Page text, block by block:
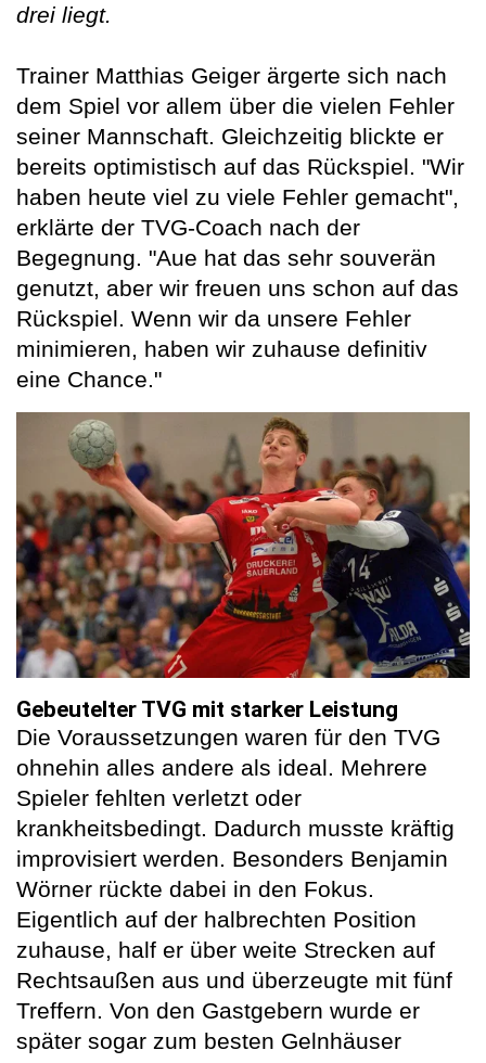
drei liegt.
Trainer Matthias Geiger ärgerte sich nach
dem Spiel vor allem über die vielen Fehler
seiner Mannschaft. Gleichzeitig blickte er
bereits optimistisch auf das Rückspiel. "Wir
haben heute viel zu viele Fehler gemacht",
erklärte der TVG-Coach nach der
Begegnung. "Aue hat das sehr souverän
genutzt, aber wir freuen uns schon auf das
Rückspiel. Wenn wir da unsere Fehler
minimieren, haben wir zuhause definitiv
eine Chance."
Gebeutelter TVG mit starker Leistung
Die Voraussetzungen waren für den TVG
ohnehin alles andere als ideal. Mehrere
Spieler fehlten verletzt oder
krankheitsbedingt. Dadurch musste kräftig
improvisiert werden. Besonders Benjamin
Wörner rückte dabei in den Fokus.
Eigentlich auf der halbrechten Position
zuhause, half er über weite Strecken auf
Rechtsaußen aus und überzeugte mit fünf
Treffern. Von den Gastgebern wurde er
später sogar zum besten Gelnhäuser